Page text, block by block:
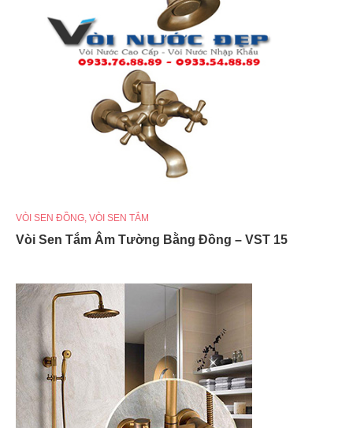
VÒI SEN ĐỒNG, VÒI SEN TẮM
Vòi Sen Tắm Âm Tường Bằng Đồng – VST 15